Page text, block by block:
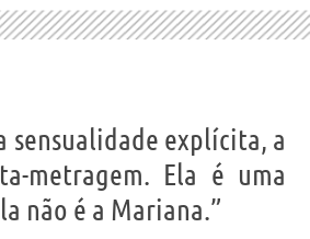
sensualidade explícita, a
metragem. Ela é uma
não é a Mariana.”